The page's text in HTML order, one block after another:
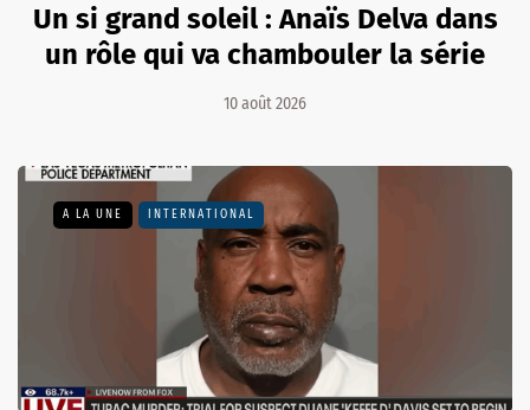
Un si grand soleil : Anaïs Delva dans
un rôle qui va chambouler la série
10 août 2026
A LA UNE INTERNATIONAL